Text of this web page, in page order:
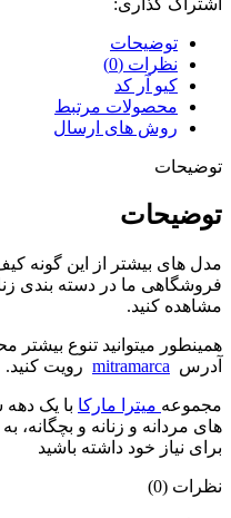
توضیحات
نظرات (0)
کیو آر کد
محصولات مرتبط
روش های ارسال
توضیحات
توضیحات
مدل های بیشتر از این گونه
فروشگاهی ما در دسته بندی
مشاهده کنید.
همینطور میتوانید تنوع بیشتر
آدرس mitramarca رویت کنید.
مجموعه میترا مارکا با یک
های مردانه و زنانه و بچگانه،
برای نیاز خود داشته باشید
نظرات (0)